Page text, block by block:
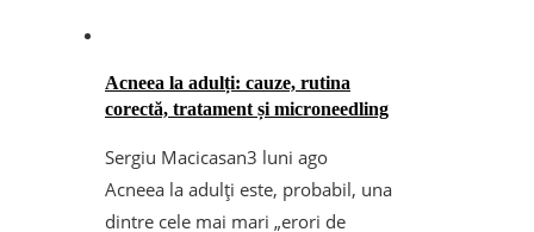
Acneea la adulți: cauze, rutina
corectă, tratament și microneedling
Sergiu Macicasan3 luni ago
Acneea la adulți este, probabil, una
dintre cele mai mari „erori de